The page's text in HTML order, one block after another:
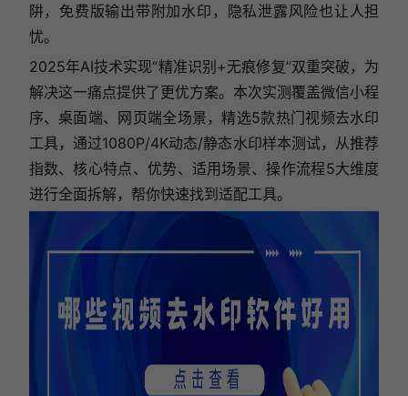
阱，免费版输出带附加水印，隐私泄露风险也让人担
忧。
2025年AI技术实现“精准识别+无痕修复”双重突破，为
解决这一痛点提供了更优方案。本次实测覆盖微信小程
序、桌面端、网页端全场景，精选5款热门视频去水印
工具，通过1080P/4K动态/静态水印样本测试，从推荐
指数、核心特点、优势、适用场景、操作流程5大维度
进行全面拆解，帮你快速找到适配工具。